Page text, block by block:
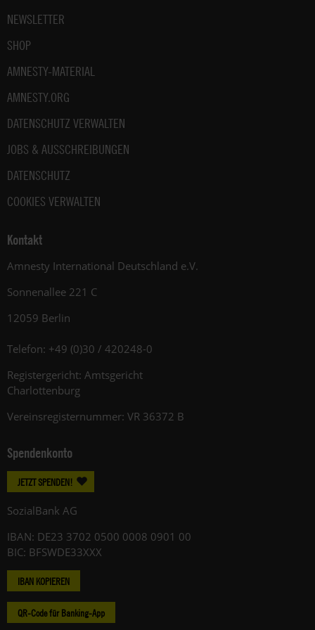
NEWSLETTER
SHOP
AMNESTY-MATERIAL
AMNESTY.ORG
DATENSCHUTZ VERWALTEN
JOBS & AUSSCHREIBUNGEN
DATENSCHUTZ
COOKIES VERWALTEN
Kontakt
Amnesty International Deutschland e.V.
Sonnenallee 221 C
12059 Berlin
Telefon: +49 (0)30 / 420248-0
Registergericht: Amtsgericht
Charlottenburg
Vereinsregisternummer: VR 36372 B
Spendenkonto
JETZT SPENDEN!
SozialBank AG
IBAN: DE23 3702 0500 0008 0901 00
BIC: BFSWDE33XXX
IBAN KOPIEREN
QR-Code für Banking-App